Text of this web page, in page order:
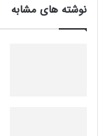
نوشته های مشابه